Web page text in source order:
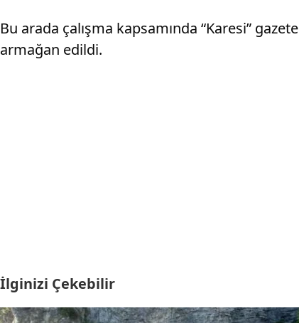
Bu arada çalışma kapsamında “Karesi”
armağan edildi.
İlginizi Çekebilir